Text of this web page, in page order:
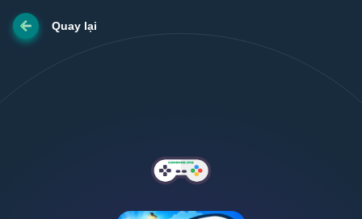
Quay lại